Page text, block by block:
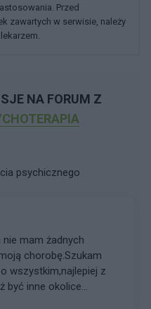
Przed
zawartych w serwisie, należy
NA FORUM Z
psychicznego
mam żadnych
chorobę.Szukam
wszystkim,najlepiej z
być inne okolice...